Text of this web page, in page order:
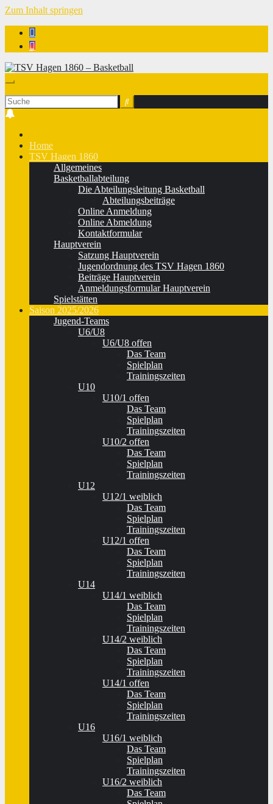
Zum Inhalt springen
Home
TSV Hagen 1860
Allgemeines
Basketballabteilung
Die Abteilungsleitung Basketball
Abteilungsbeiträge
Online Anmeldung
Online Abmeldung
Kontaktformular
Hauptverein
Satzung Hauptverein
Jugendordnung des TSV Hagen 1860
Beiträge Hauptverein
Anmeldungsformular Hauptverein
Spielstätten
Saison 2025/2026
Jugend-Teams
U6/U8
U6/U8 offen
Das Team
Spielplan
Trainingszeiten
U10
U10/1 offen
Das Team
Spielplan
Trainingszeiten
U10/2 offen
Das Team
Spielplan
Trainingszeiten
U12
U12/1 weiblich
Das Team
Spielplan
Trainingszeiten
U12/1 offen
Das Team
Spielplan
Trainingszeiten
U14
U14/1 weiblich
Das Team
Spielplan
Trainingszeiten
U14/2 weiblich
Das Team
Spielplan
Trainingszeiten
U14/1 offen
Das Team
Spielplan
Trainingszeiten
U16
U16/1 weiblich
Das Team
Spielplan
Trainingszeiten
U16/2 weiblich
Das Team